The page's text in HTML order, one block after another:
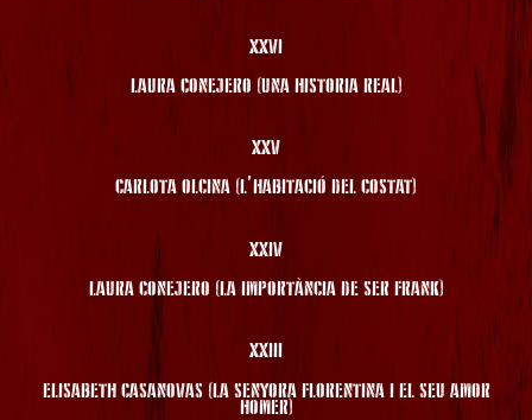
XXVI
LAURA CONEJERO (UNA HISTORIA REAL)
XXV
CARLOTA OLCINA (L’HABITACIÓ DEL COSTAT)
XXIV
LAURA CONEJERO (LA IMPORTÀNCIA DE SER FRANK)
XXIII
ELISABETH CASANOVAS (LA SENYORA FLORENTINA I EL SEU AMOR
HOMER)